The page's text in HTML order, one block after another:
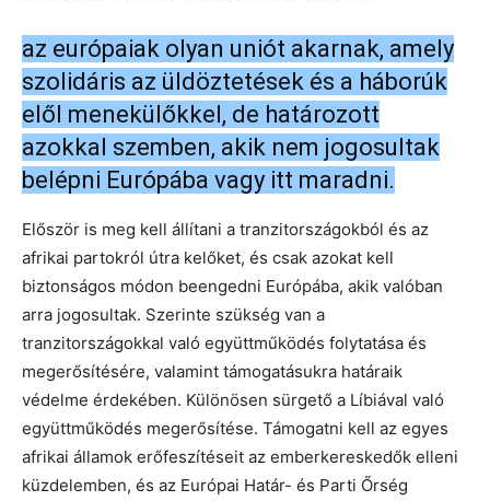
az európaiak olyan uniót akarnak, amely
szolidáris az üldöztetések és a háborúk
elől menekülőkkel, de határozott
azokkal szemben, akik nem jogosultak
belépni Európába vagy itt maradni.
Először is meg kell állítani a tranzitországokból és az
afrikai partokról útra kelőket, és csak azokat kell
biztonságos módon beengedni Európába, akik valóban
arra jogosultak. Szerinte szükség van a
tranzitországokkal való együttműködés folytatása és
megerősítésére, valamint támogatásukra határaik
védelme érdekében. Különösen sürgető a Líbiával való
együttműködés megerősítése. Támogatni kell az egyes
afrikai államok erőfeszítéseit az emberkereskedők elleni
küzdelemben, és az Európai Határ- és Parti Őrség